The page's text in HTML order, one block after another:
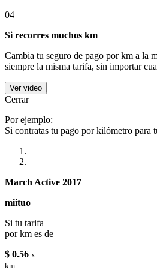
04
Si recorres muchos km
Cambia tu seguro de pago por km a la
siempre la misma tarifa, sin importar
Ver video
Cerrar
Por ejemplo:
Si contratas tu pago por kilómetro para
March Active 2017
miituo
Si tu tarifa
por km es de
$ 0.56 x
km